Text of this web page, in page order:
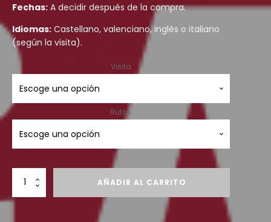
Fechas: A decidir después de la compra.
Idiomas: Castellano, valenciano, inglés o italiano
(según la visita).
Visita
Rutas
Bono
cantidad
AÑADIR AL CARRITO